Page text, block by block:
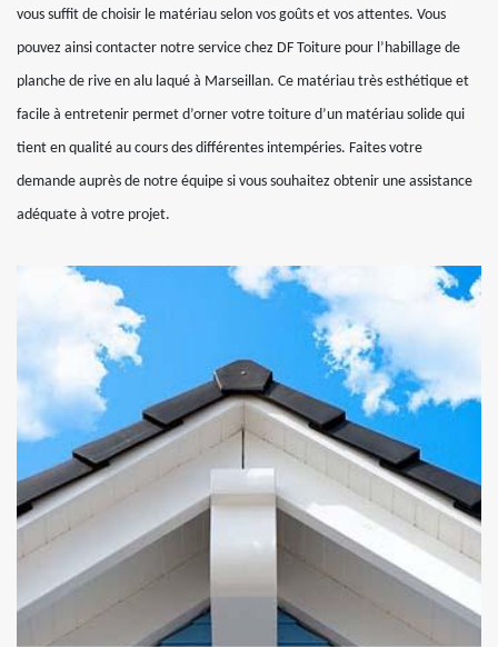
vous suffit de choisir le matériau selon vos goûts et vos attentes. Vous
pouvez ainsi contacter notre service chez DF Toiture pour l’habillage de
planche de rive en alu laqué à Marseillan. Ce matériau très esthétique et
facile à entretenir permet d’orner votre toiture d’un matériau solide qui
tient en qualité au cours des différentes intempéries. Faites votre
demande auprès de notre équipe si vous souhaitez obtenir une assistance
adéquate à votre projet.